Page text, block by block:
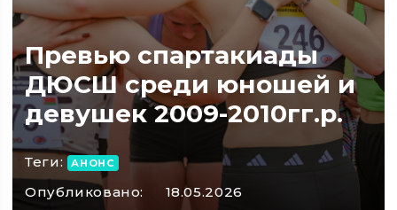
Превью спартакиады
ДЮСШ среди юношей и
девушек 2009-2010гг.р.
Теги: АНОНС
Опубликовано: 18.05.2026